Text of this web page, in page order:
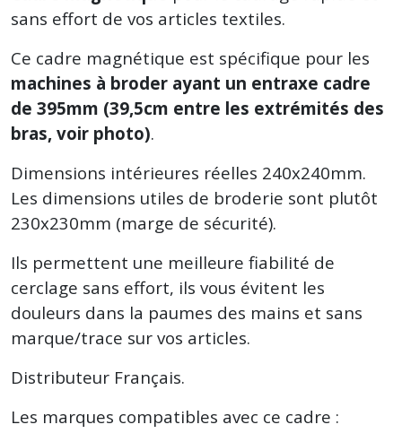
sans effort de vos articles textiles.
Ce cadre magnétique est spécifique pour les
machines à broder ayant un entraxe cadre
de 395mm (39,5cm entre les extrémités des
bras, voir photo).
Dimensions intérieures réelles 240x240mm.
Les dimensions utiles de broderie sont plutôt
230x230mm (marge de sécurité).
Ils permettent une meilleure fiabilité de
cerclage sans effort, ils vous évitent les
douleurs dans la paumes des mains et sans
marque/trace sur vos articles.
Distributeur Français.
Les marques compatibles avec ce cadre :